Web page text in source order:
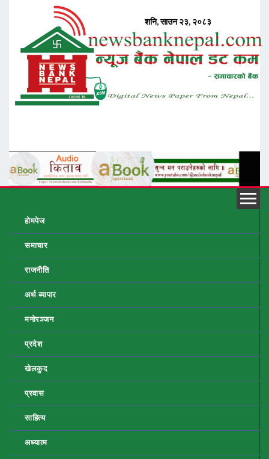
होमपेज
समाचार
राजनीति
अर्थ ब्यापार
मनोरञ्जन
प्रदेश
खेलकुद
प्रवास
साहित्य
अध्यात्म